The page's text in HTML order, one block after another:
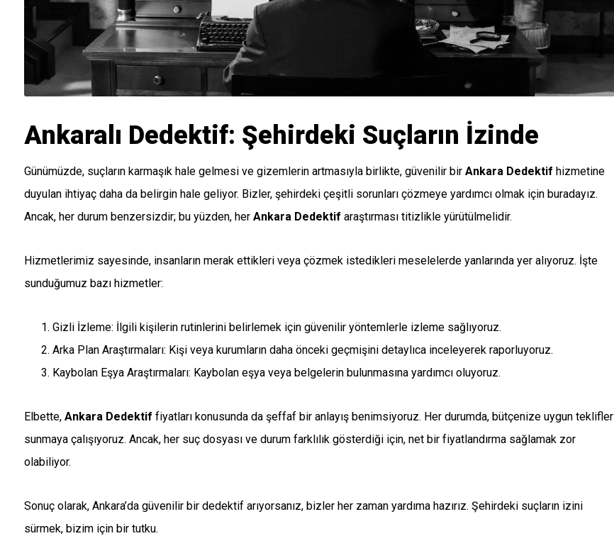
Ankaralı Dedektif: Şehirdeki Suçların İzinde
Günümüzde, suçların karmaşık hale gelmesi ve gizemlerin artmasıyla birlikte, güvenilir bir Ankara Dedektif hizmetine
duyulan ihtiyaç daha da belirgin hale geliyor. Bizler, şehirdeki çeşitli sorunları çözmeye yardımcı olmak için buradayız.
Ancak, her durum benzersizdir; bu yüzden, her Ankara Dedektif araştırması titizlikle yürütülmelidir.
Hizmetlerimiz sayesinde, insanların merak ettikleri veya çözmek istedikleri meselelerde yanlarında yer alıyoruz. İşte
sunduğumuz bazı hizmetler:
Gizli İzleme: İlgili kişilerin rutinlerini belirlemek için güvenilir yöntemlerle izleme sağlıyoruz.
Arka Plan Araştırmaları: Kişi veya kurumların daha önceki geçmişini detaylıca inceleyerek raporluyoruz.
Kaybolan Eşya Araştırmaları: Kaybolan eşya veya belgelerin bulunmasına yardımcı oluyoruz.
Elbette, Ankara Dedektif fiyatları konusunda da şeffaf bir anlayış benimsiyoruz. Her durumda, bütçenize uygun teklifler
sunmaya çalışıyoruz. Ancak, her suç dosyası ve durum farklılık gösterdiği için, net bir fiyatlandırma sağlamak zor
olabiliyor.
Sonuç olarak, Ankara’da güvenilir bir dedektif arıyorsanız, bizler her zaman yardıma hazırız. Şehirdeki suçların izini
sürmek, bizim için bir tutku.